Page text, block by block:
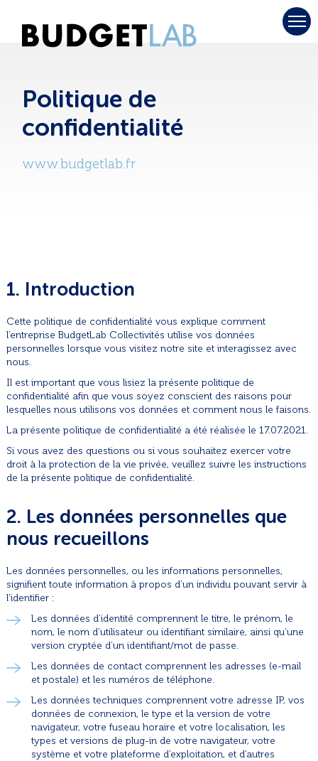
Politique de
confidentialité
www.budgetlab.fr
1. Introduction
Cette politique de confidentialité vous explique comment
l’entreprise BudgetLab Collectivités utilise vos données
personnelles lorsque vous visitez notre site et interagissez avec
nous.
Il est important que vous lisiez la présente politique de
confidentialité afin que vous soyez conscient des raisons pour
lesquelles nous utilisons vos données et comment nous le faisons.
La présente politique de confidentialité a été réalisée le 17.07.2021.
Si vous avez des questions ou si vous souhaitez exercer votre
droit à la protection de la vie privée, veuillez suivre les instructions
de la présente politique de confidentialité.
2. Les données personnelles que
nous recueillons
Les données personnelles, ou les informations personnelles,
signifient toute information à propos d’un individu pouvant servir à
l’identifier :
Les données d’identité comprennent le titre, le prénom, le
nom, le nom d’utilisateur ou identifiant similaire, ainsi qu’une
version cryptée d’un identifiant/mot de passe.
Les données de contact comprennent les adresses (e-mail
et postale) et les numéros de téléphone.
Les données techniques comprennent votre adresse IP, vos
données de connexion, le type et la version de votre
navigateur, votre fuseau horaire et votre localisation, les
types et versions de plug-in de votre navigateur, votre
système et votre plateforme d’exploitation, et d’autres